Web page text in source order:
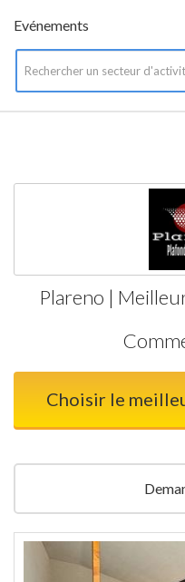
Evénements
Plareno |
Choisir le